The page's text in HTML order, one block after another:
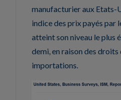
manufacturier aux Etats-
indice des prix payés par
atteint son niveau le plus
demi, en raison des droits
importations.